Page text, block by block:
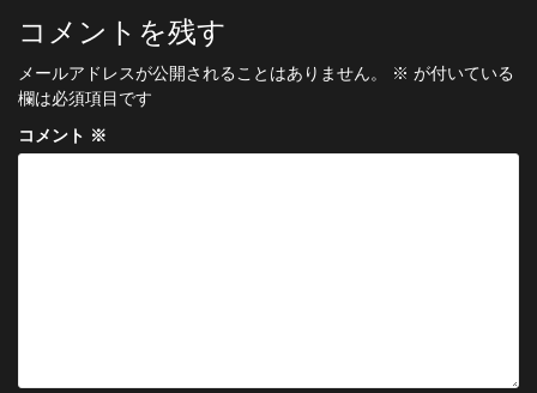
ビ
ゲ
ー
シ
コメントを残す
メールアドレスが公開されることはありません。 ※ が付いている
欄は必須項目です
コメント ※